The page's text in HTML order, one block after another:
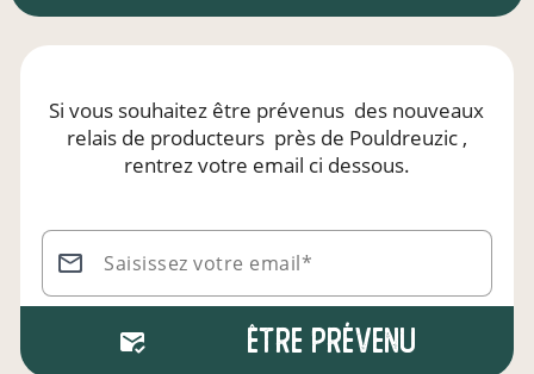
Si vous souhaitez être prévenus des nouveaux
relais de producteurs près de Pouldreuzic,
rentrez votre email ci dessous.
Saisissez votre email*
Être prévenu